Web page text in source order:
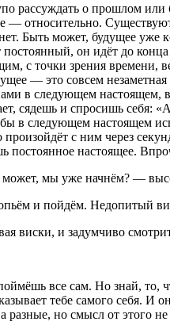
рассуждать о прошлом
относительно.
Быть может, будущее
он идёт до
с точки зрения времени,
— это совсем
в следующем
сядешь и спросишь себя:
в следующем настоящем
произойдёт с ним через
постоянное настоящее.
мы уже начнём? —
и пойдём. Недопитый
виски, и задумчиво
все сам. Но знай,
тебе самого себя. И
разные, но смысл от